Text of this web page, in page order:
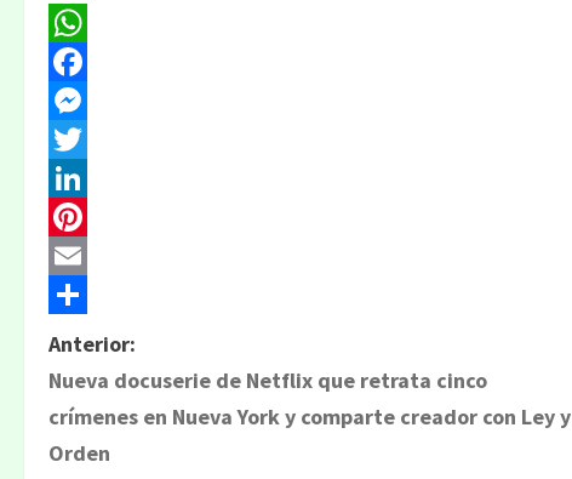
WhatsApp
Facebook
Messenger
Twitter
LinkedIn
Pinterest
Email
Compartir
N
a
v
Anterior:
Nueva docuserie de Netflix que retrata cinco
crímenes en Nueva York y comparte creador con Ley y
Orden